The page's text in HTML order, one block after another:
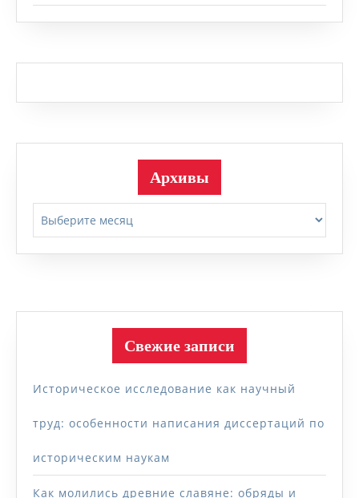
Архивы
Свежие записи
Историческое исследование как научный
труд: особенности написания диссертаций по
историческим наукам
Как молились древние славяне: обряды и